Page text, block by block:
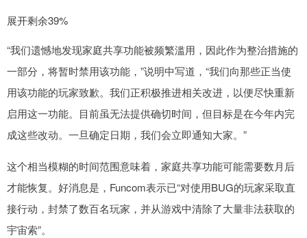
展开剩余39%
“我们遗憾地发现家庭共享功能被频繁滥用，因此作为整治措施的
一部分，将暂时禁用该功能，”说明中写道，“我们向那些正当使
用该功能的玩家致歉。我们正积极推进相关改进，以便尽快重新
启用这一功能。目前虽无法提供确切时间，但目标是在今年内完
成这些改动。一旦确定日期，我们会立即通知大家。”
这个相当模糊的时间范围意味着，家庭共享功能可能需要数月后
才能恢复。好消息是，Funcom表示已“对使用BUG的玩家采取直
接行动，封禁了数百名玩家，并从游戏中清除了大量非法获取的
宇宙索”。